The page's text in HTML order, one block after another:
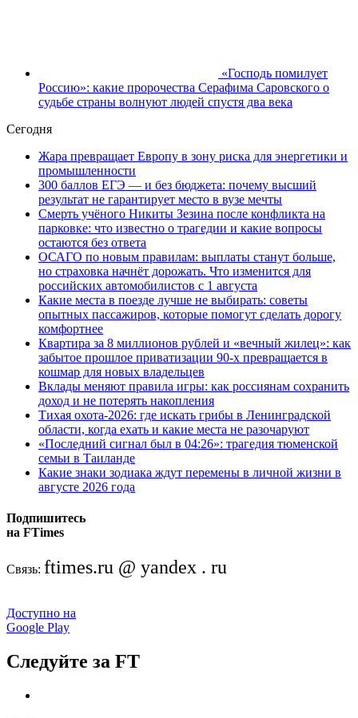
«Господь помилует
Россию»: какие пророчества Серафима Саровского о
судьбе страны волнуют людей спустя два века
Сегодня
Жара превращает Европу в зону риска для энергетики и
промышленности
300 баллов ЕГЭ — и без бюджета: почему высший
результат не гарантирует место в вузе мечты
Смерть учёного Никиты Зезина после конфликта на
парковке: что известно о трагедии и какие вопросы
остаются без ответа
ОСАГО по новым правилам: выплаты станут больше,
но страховка начнёт дорожать. Что изменится для
российских автомобилистов с 1 августа
Какие места в поезде лучше не выбирать: советы
опытных пассажиров, которые помогут сделать дорогу
комфортнее
Квартира за 8 миллионов рублей и «вечный жилец»: как
забытое прошлое приватизации 90-х превращается в
кошмар для новых владельцев
Вклады меняют правила игры: как россиянам сохранить
доход и не потерять накопления
Тихая охота-2026: где искать грибы в Ленинградской
области, когда ехать и какие места не разочаруют
«Последний сигнал был в 04:26»: трагедия тюменской
семьи в Таиланде
Какие знаки зодиака ждут перемены в личной жизни в
августе 2026 года
Подпишитесь
на FTimes
Связь: ftimes.ru @ yandex . ru
Доступно на
Google Play
Следуйте за FT